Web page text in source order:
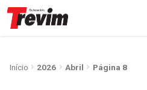
Início 2026 Abril Página 8